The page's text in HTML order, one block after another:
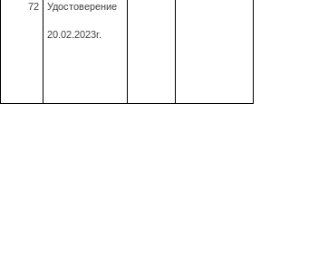
72 Удостоверение
20.02.2023г.